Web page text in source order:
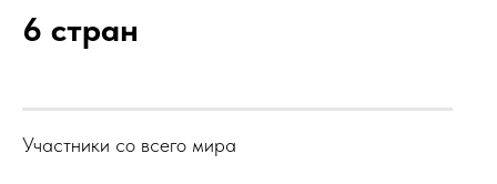
6 стран
Участники со всего мира